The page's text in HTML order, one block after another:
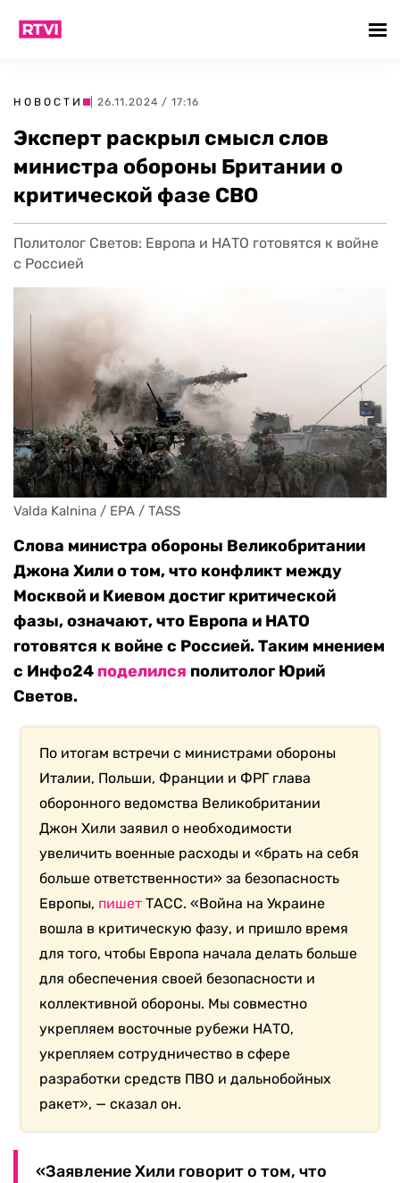
НОВОСТИ | 26.11.2024 / 17:16
Эксперт раскрыл смысл слов
министра обороны Британии о
критической фазе СВО
Политолог Светов: Европа и НАТО готовятся к войне
с Россией
Valda Kalnina / EPA / TASS
Слова министра обороны Великобритании
Джона Хили о том, что конфликт между
Москвой и Киевом достиг критической
фазы, означают, что Европа и НАТО
готовятся к войне с Россией. Таким мнением
с Инфо24 поделился политолог Юрий
Светов.
По итогам встречи с министрами обороны
Италии, Польши, Франции и ФРГ глава
оборонного ведомства Великобритании
Джон Хили заявил о необходимости
увеличить военные расходы и «брать на себя
больше ответственности» за безопасность
Европы, пишет ТАСС. «Война на Украине
вошла в критическую фазу, и пришло время
для того, чтобы Европа начала делать больше
для обеспечения своей безопасности и
коллективной обороны. Мы совместно
укрепляем восточные рубежи НАТО,
укрепляем сотрудничество в сфере
разработки средств ПВО и дальнобойных
ракет», — сказал он.
«Заявление Хили говорит о том, что